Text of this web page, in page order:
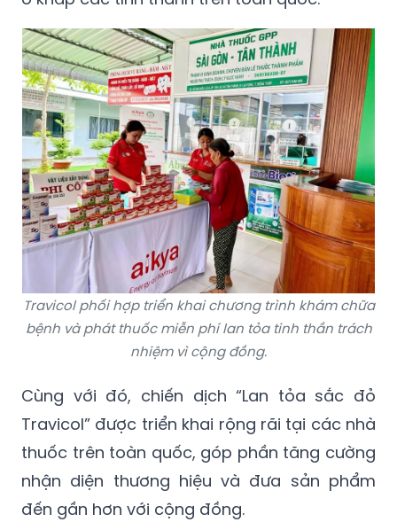
Travicol phối hợp triển khai chương trình khám chữa
bệnh và phát thuốc miễn phí lan tỏa tinh thần trách
nhiệm vì cộng đồng.
Cùng với đó, chiến dịch “Lan tỏa sắc đỏ
Travicol” được triển khai rộng rãi tại các nhà
thuốc trên toàn quốc, góp phần tăng cường
nhận diện thương hiệu và đưa sản phẩm
đến gần hơn với cộng đồng.